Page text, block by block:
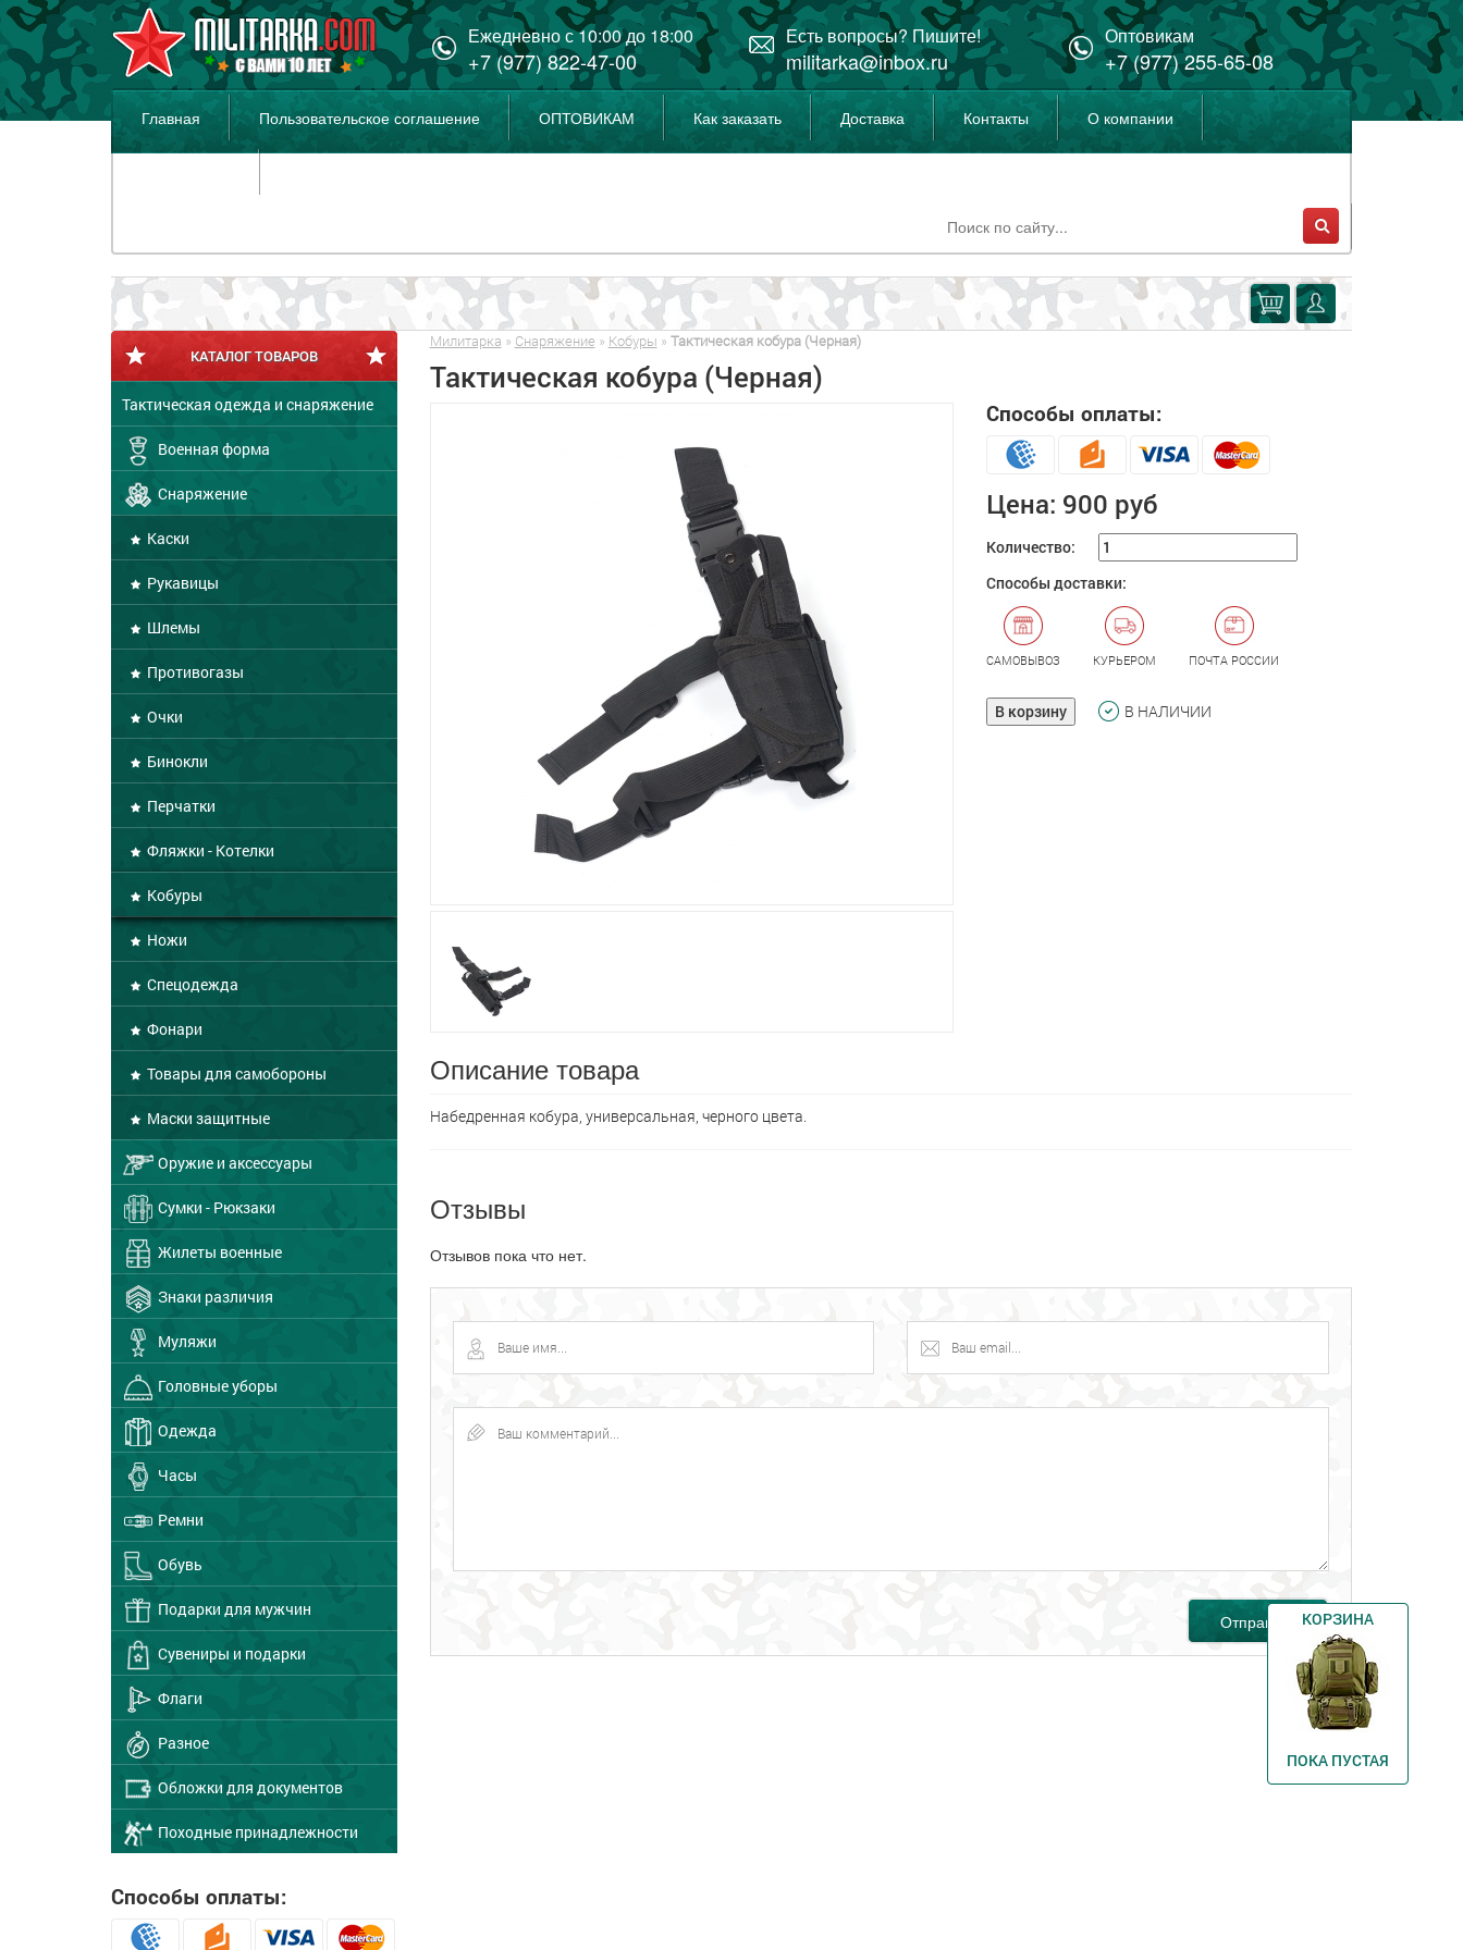
Ежедневно с 10:00 до 18:00
+7 (977) 822-47-00
Есть вопросы? Пишите!
militarka@inbox.ru
Оптовикам
+7 (977) 255-65-08
Главная Пользовательское соглашение ОПТОВИКАМ Как заказать Доставка Контакты О компании
КАТАЛОГ ТОВАРОВ
Тактическая одежда и снаряжение
Военная форма
Снаряжение
Каски
Рукавицы
Шлемы
Противогазы
Очки
Бинокли
Перчатки
Фляжки - Котелки
Кобуры
Ножи
Спецодежда
Фонари
Товары для самобороны
Маски защитные
Оружие и аксессуары
Сумки - Рюкзаки
Жилеты военные
Знаки различия
Муляжи
Головные уборы
Одежда
Часы
Ремни
Обувь
Подарки для мужчин
Сувениры и подарки
Флаги
Разное
Обложки для документов
Походные принадлежности
Способы оплаты:
Милитарка » Снаряжение » Кобуры » Тактическая кобура (Черная)
Тактическая кобура (Черная)
Способы оплаты:
Цена: 900 руб
Количество:
Способы доставки:
САМОВЫВОЗ КУРЬЕРОМ ПОЧТА РОССИИ
В корзину В НАЛИЧИИ
Описание товара
Набедренная кобура, универсальная, черного цвета.
Отзывы
Отзывов пока что нет.
Отправить КОРЗИНА
ПОКА ПУСТАЯ